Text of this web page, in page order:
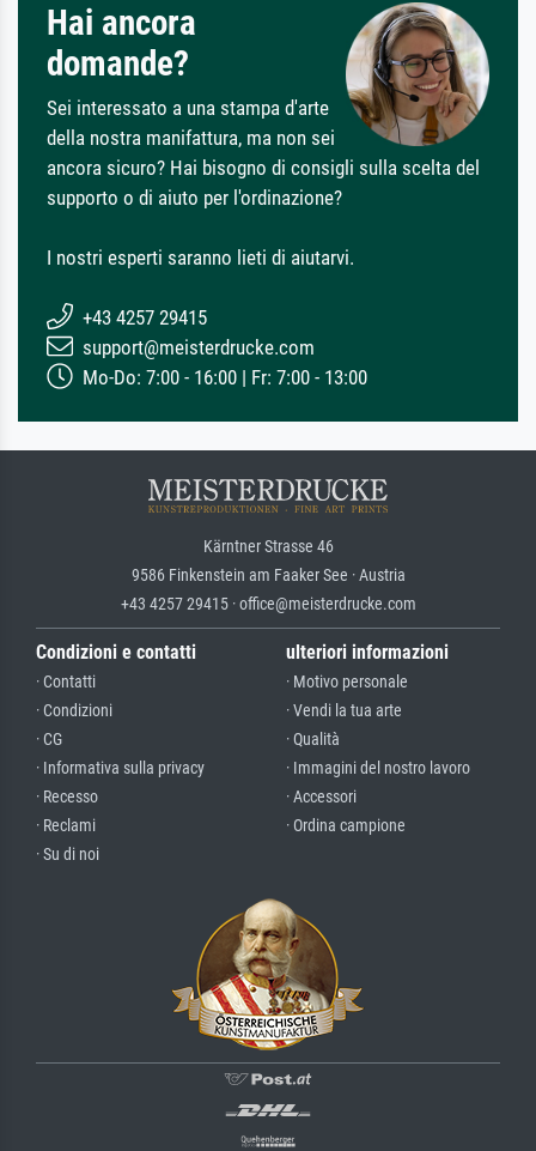
Hai ancora
domande?
Sei interessato a una stampa d'arte
della nostra manifattura, ma non sei
ancora sicuro? Hai bisogno di consigli sulla scelta del
supporto o di aiuto per l'ordinazione?
I nostri esperti saranno lieti di aiutarvi.
+43 4257 29415
support@meisterdrucke.com
Mo-Do: 7:00 - 16:00 | Fr: 7:00 - 13:00
Kärntner Strasse 46
9586 Finkenstein am Faaker See · Austria
+43 4257 29415 · office@meisterdrucke.com
Condizioni e contatti
· Contatti
· Condizioni
· CG
· Informativa sulla privacy
· Recesso
· Reclami
· Su di noi
ulteriori informazioni
· Motivo personale
· Vendi la tua arte
· Qualità
· Immagini del nostro lavoro
· Accessori
· Ordina campione